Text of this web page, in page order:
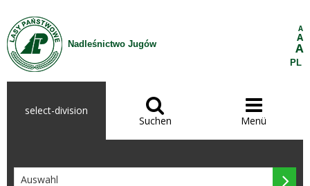
Zum Inhalt wechseln
Nadleśnictwo Jugów
A
A
A
PL
select-division 
Suchen

Menü
